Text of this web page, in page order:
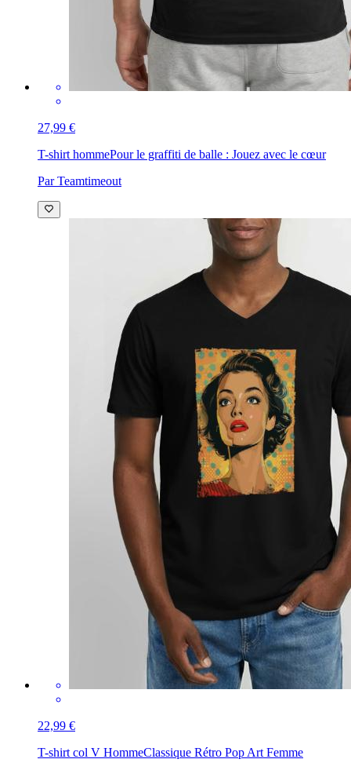
27,99 €
T-shirt hommePour le graffiti de balle : Jouez avec le cœur
Par Teamtimeout
22,99 €
T-shirt col V HommeClassique Rétro Pop Art Femme